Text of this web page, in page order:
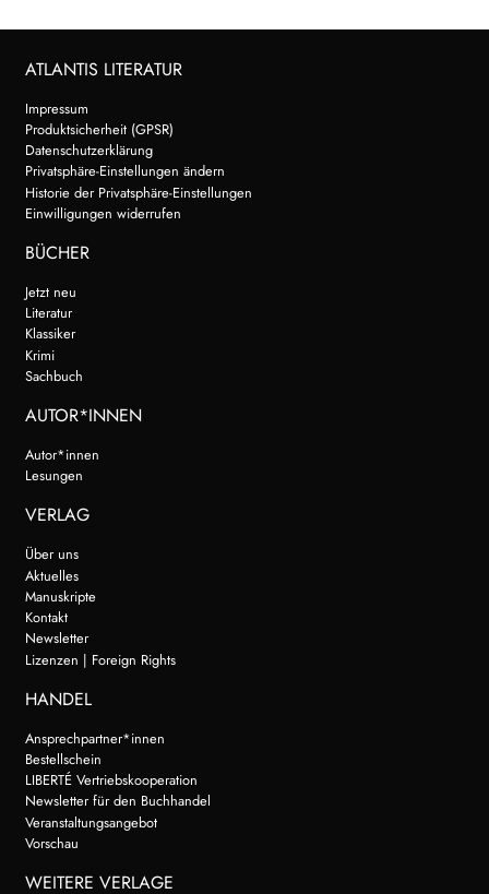
ATLANTIS LITERATUR
Impressum
Produktsicherheit (GPSR)
Datenschutzerklärung
Privatsphäre-Einstellungen ändern
Historie der Privatsphäre-Einstellungen
Einwilligungen widerrufen
BÜCHER
Jetzt neu
Literatur
Klassiker
Krimi
Sachbuch
AUTOR*INNEN
Autor*innen
Lesungen
VERLAG
Über uns
Aktuelles
Manuskripte
Kontakt
Newsletter
Lizenzen | Foreign Rights
HANDEL
Ansprechpartner*innen
Bestellschein
LIBERTÉ Vertriebskooperation
Newsletter für den Buchhandel
Veranstaltungsangebot
Vorschau
WEITERE VERLAGE